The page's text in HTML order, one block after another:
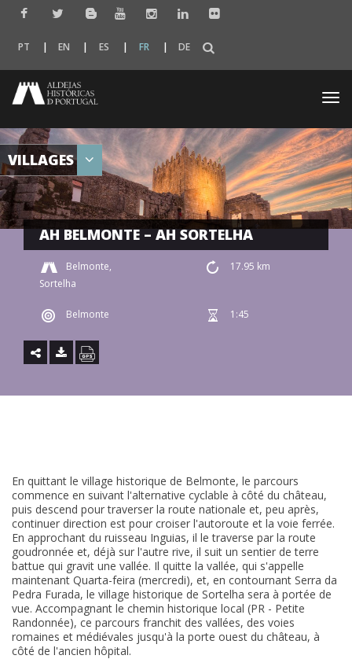
PT EN ES FR DE
VILLAGES
AH BELMONTE – AH SORTELHA
Belmonte,
Sortelha
17.95 km
Belmonte 1:45
En quittant le village historique de Belmonte, le parcours
commence en suivant l'alternative cyclable à côté du château,
puis descend pour traverser la route nationale et, peu après,
continuer direction est pour croiser l'autoroute et la voie ferrée.
En approchant du ruisseau Inguias, il le traverse par la route
goudronnée et, déjà sur l'autre rive, il suit un sentier de terre
battue qui gravit une vallée. Il quitte la vallée, qui s'appelle
maintenant Quarta-feira (mercredi), et, en contournant Serra da
Pedra Furada, le village historique de Sortelha sera à portée de
vue. Accompagnant le chemin historique local (PR - Petite
Randonnée), ce parcours franchit des vallées, des voies
romaines et médiévales jusqu'à la porte ouest du château, à
côté de l'ancien hôpital.